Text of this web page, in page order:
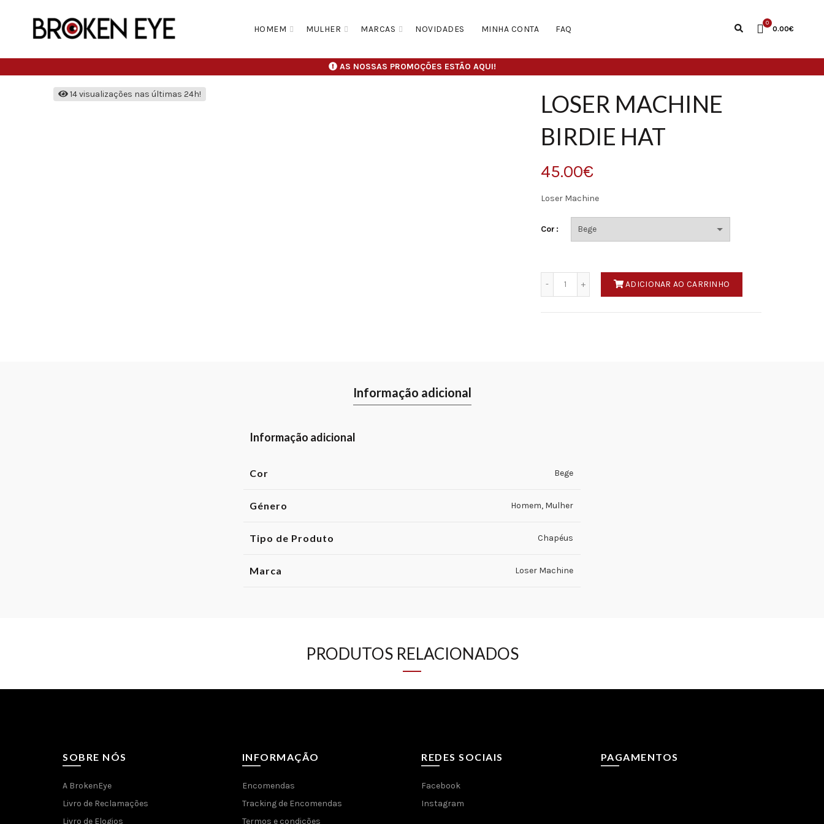
HOMEM MULHER MARCAS NOVIDADES MINHA CONTA FAQ
0
0.00€
AS NOSSAS PROMOÇÕES ESTÃO AQUI!
14 visualizações nas últimas 24h!
LOSER MACHINE
BIRDIE HAT
45.00€
Loser Machine
Cor
Quantidade
ADICIONAR AO CARRINHO
Informação adicional
Informação adicional
Cor Bege
Género Homem, Mulher
Tipo de Produto Chapéus
Marca Loser Machine
PRODUTOS RELACIONADOS
SOBRE NÓS
A BrokenEye
Livro de Reclamações
Livro de Elogios
INFORMAÇÃO
Encomendas
Tracking de Encomendas
Termos e condições
REDES SOCIAIS
Facebook
Instagram
PAGAMENTOS